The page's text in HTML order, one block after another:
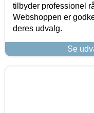
tilbyder professionel
Webshoppen er
deres udvalg.
Se